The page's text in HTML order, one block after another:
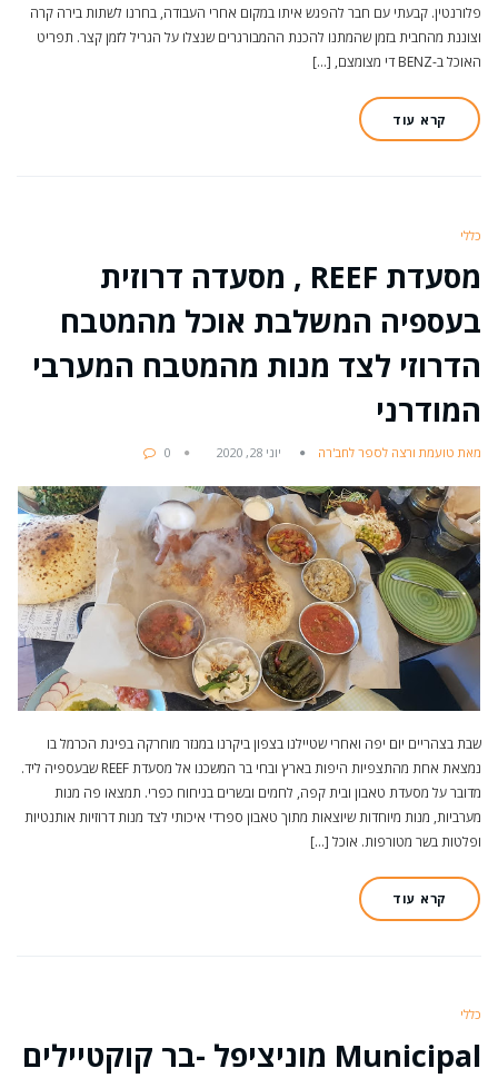
פלורנטין. קבעתי עם חבר להפגש איתו במקום אחרי העבודה, בחרנו לשתות בירה קרה
וצוננת מהחבית בזמן שהמתנו להכנת ההמבורגרים שנצלו על הגריל לזמן קצר. תפריט
האוכל ב-BENZ די מצומצם, […]
קרא עוד
כללי
מסעדת REEF , מסעדה דרוזית
בעספיה המשלבת אוכל מהמטבח
הדרוזי לצד מנות מהמטבח המערבי
המודרני
מאת טועמת ורצה לספר לחב'רה יוני 28, 2020 0
שבת בצהריים יום יפה ואחרי שטיילנו בצפון ביקרנו במנזר מוחרקה בפינת הכרמל בו
נמצאת אחת מהתצפיות היפות בארץ ובחי בר המשכנו אל מסעדת REEF שבעספיה ליד.
מדובר על מסעדת טאבון ובית קפה, לחמים ובשרים בניחוח כפרי. תמצאו פה מנות
מערביות, מנות מיוחדות שיוצאות מתוך טאבון ספרדי איכותי לצד מנות דרוזיות אותנטיות
ופלטות בשר מטורפות. אוכל […]
קרא עוד
כללי
Municipal מוניציפל -בר קוקטיילים